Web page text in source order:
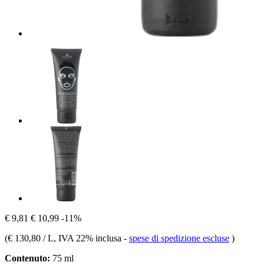
€ 9,81 € 10,99 -11%
(€ 130,80 / L, IVA 22% inclusa - spese di spedizione escluse )
Contenuto: 75 ml